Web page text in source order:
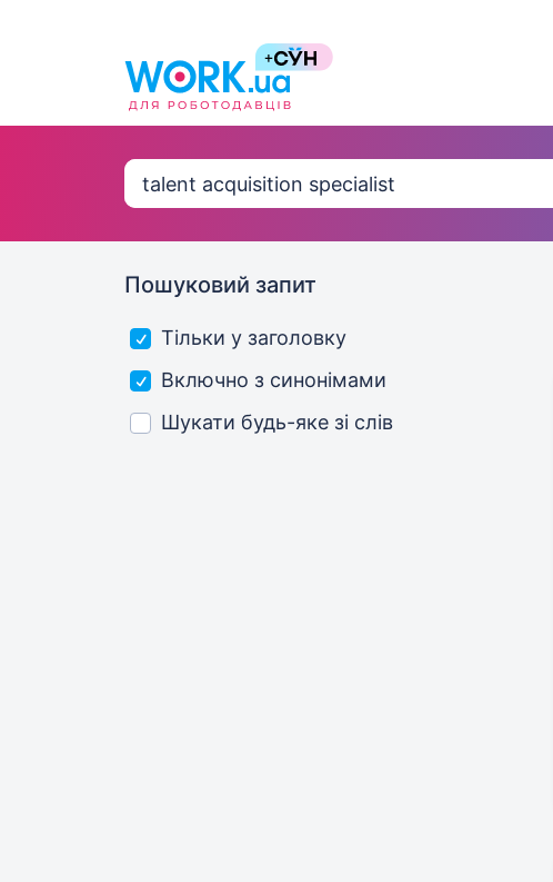
Пошуковий запит
Тільки у заголовку
Включно з синонімами
Шукати будь-яке зі слів